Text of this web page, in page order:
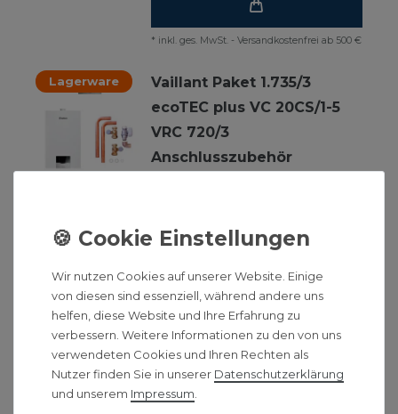
* inkl. ges. MwSt. - Versandkostenfrei ab 500 €
Lagerware
Vaillant Paket 1.735/3
ecoTEC plus VC 20CS/1-5
VRC 720/3
Anschlusszubehör
inkl. ges. MwSt. Versandkostenfrei ab 500 €
Vaillant Paket 6.213/2
atmoTEC plus VCW 194/4-5
A LL Gas-Kombitherme mit
sensoHOME 380/2 &
Wir nutzen Cookies auf unserer Website. Einige
von diesen sind essenziell, während andere uns
helfen, diese Website und Ihre Erfahrung zu
verbessern. Weitere Informationen zu den von uns
verwendeten Cookies und Ihren Rechten als
Nutzer finden Sie in unserer Daten­schutz­erklärung
und unserem Impressum